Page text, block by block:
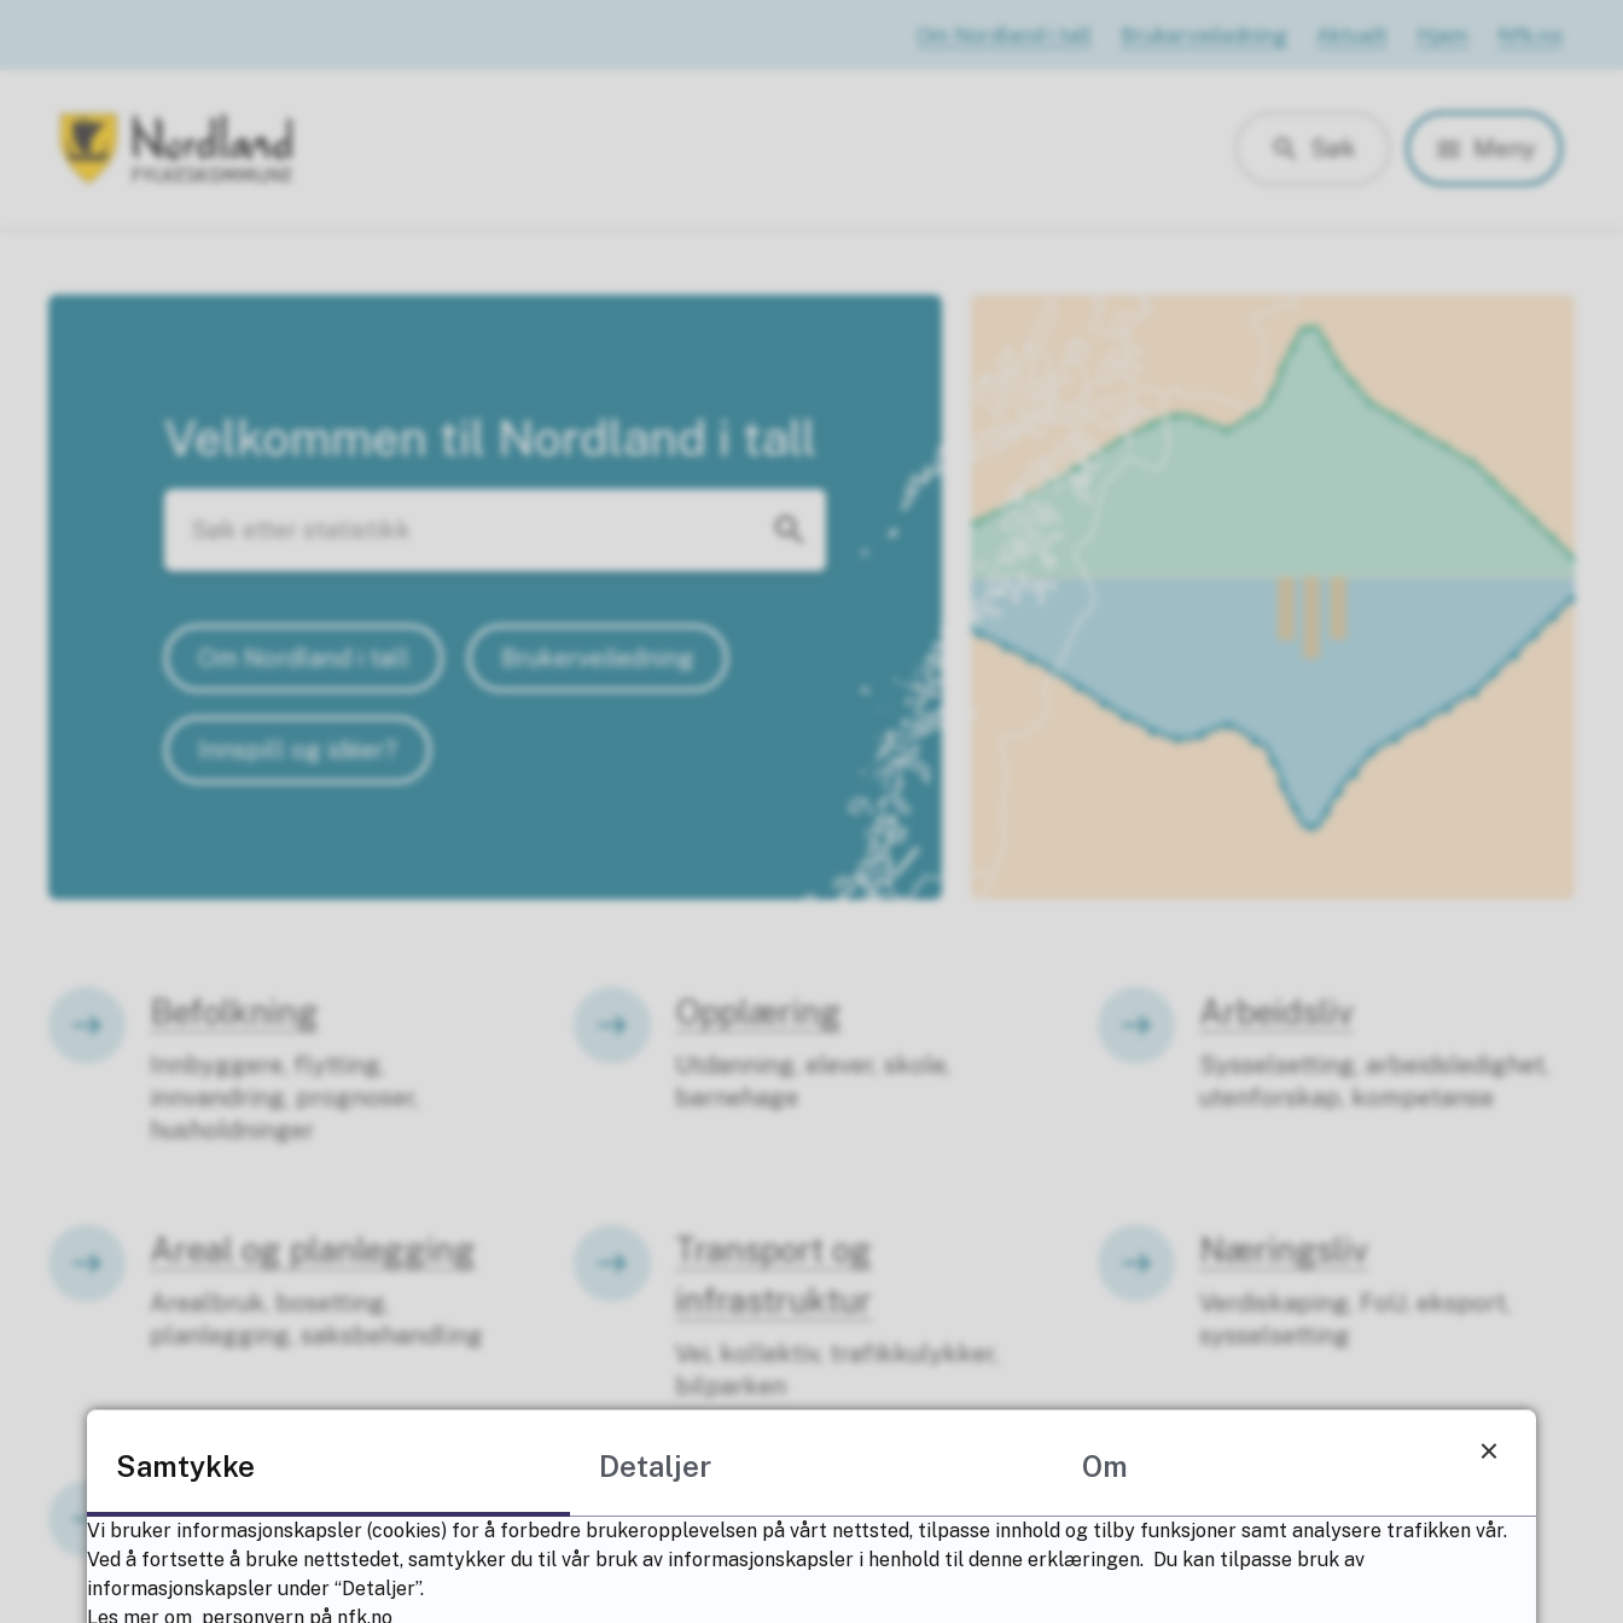
Om Nordland i tall Brukerveiledning Aktuelt Hjem Nfk.no
Søk Meny
Velkommen til Nordland i tall
Om Nordland i tall Brukerveiledning
Innspill og idéer?
Befolkning
Innbyggere, flytting,
innvandring, prognoser,
husholdninger
Opplæring
Utdanning, elever, skole,
barnehage
Arbeidsliv
Sysselsetting, arbeidsledighet,
utenforskap, kompetanse
Areal og planlegging
Arealbruk, bosetting,
planlegging, saksbehandling
Transport og
infrastruktur
Vei, kollektiv, trafikkulykker,
bilparken
Næringsliv
Verdiskaping, FoU, eksport,
sysselsetting
Levekår
Inntekt, fattigdom, bolig, sosiale
forhold, likestilling
Levevaner, tannhelse,
Frivillighet, idrett, friluftsliv,
Samtykke Detaljer Om
Vi bruker informasjonskapsler (cookies) for å forbedre brukeropplevelsen på vårt nettsted, tilpasse innhold og tilby funksjoner samt analysere trafikken vår.
Ved å fortsette å bruke nettstedet, samtykker du til vår bruk av informasjonskapsler i henhold til denne erklæringen. Du kan tilpasse bruk av
informasjonskapsler under “Detaljer”.
Les mer om personvern på nfk.no